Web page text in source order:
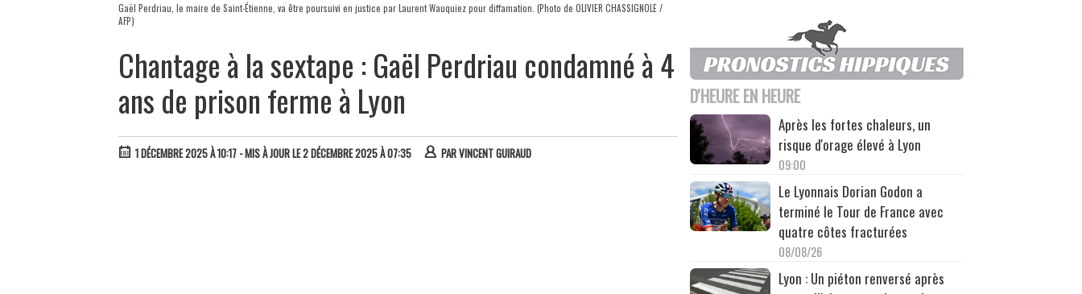
Gaël Perdriau, le maire de Saint-Étienne, va être poursuivi en justice par Laurent Wauquiez pour diffamation. (Photo de OLIVIER CHASSIGNOLE /
AFP)
Chantage à la sextape : Gaël Perdriau condamné à 4
ans de prison ferme à Lyon
1 DÉCEMBRE 2025 À 10:17 - MIS À JOUR LE 2 DÉCEMBRE 2025 À 07:35 PARVINCENT GUIRAUD
D'HEURE EN HEURE
Après les fortes chaleurs, un
risque d'orage élevé à Lyon
09:00
Le Lyonnais Dorian Godon a
terminé le Tour de France avec
quatre côtes fracturées
08/08/26
Lyon : Un piéton renversé après